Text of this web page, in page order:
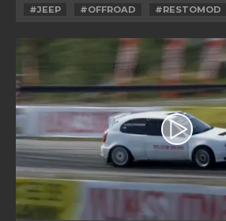
#JEEP #OFFROAD #RESTOMOD